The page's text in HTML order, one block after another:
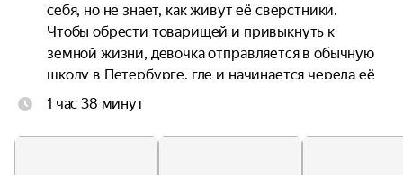
себя, но не знает, как живут её сверстники.
Чтобы обрести товарищей и привыкнуть к
земной жизни, девочка отправляется в обычную
школу в Петербурге, где и начинается череда её
невероятных приключений.
1 час 38 минут